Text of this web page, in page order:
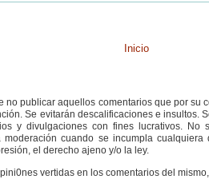
Inicio
no publicar aquellos comentarios que por
Se evitarán descalificaciones e insultos.
y divulgaciones con fines lucrativos.
cuando se incumpla
el derecho ajeno y/o la ley.
vertidas en los comentarios del